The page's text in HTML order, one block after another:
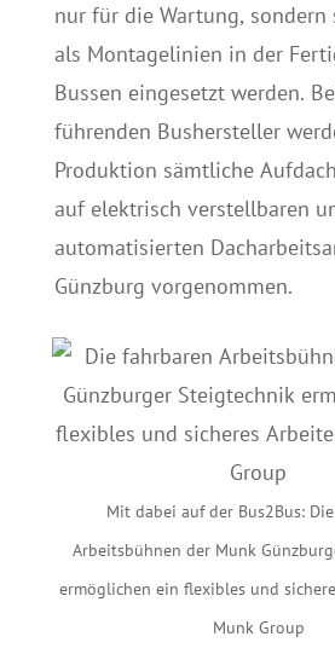
nur für die Wartung, sondern
als Montagelinien in der
Bussen eingesetzt werden.
führenden Bushersteller
Produktion sämtliche
auf elektrisch verstellbaren
automatisierten
Günzburg vorgenommen.
Mit dabei auf der Bus2Bus:
Arbeitsbühnen der Munk
ermöglichen ein flexibles und
Munk Group